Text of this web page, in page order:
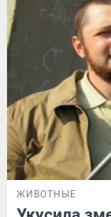
ЖИВОТНЫЕ